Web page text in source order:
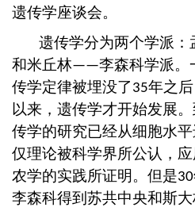
遗传学座谈会。
遗传学分为两个学派：
和米丘林——李森科学派。
传学定律被埋没了 35年之
以来，遗传学才开始发展。
传学的研究已经从细胞水
仅理论被科学界所公认，
农学的实践所证明。但是30
李森科得到苏共中央和斯